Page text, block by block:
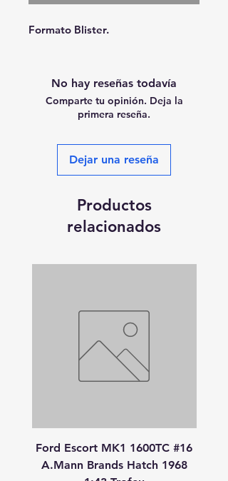
Formato Blister.
No hay reseñas todavía
Comparte tu opinión. Deja la
primera reseña.
Dejar una reseña
Productos
relacionados
Ford Escort MK1 1600TC #16
A.Mann Brands Hatch 1968